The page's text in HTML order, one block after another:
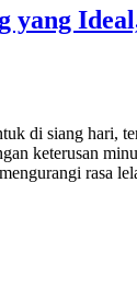
di siang hari,
keterusan
rasa